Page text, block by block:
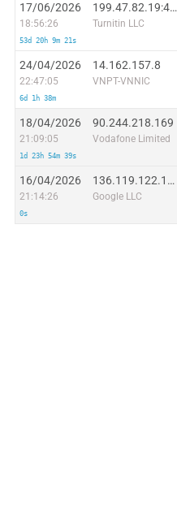
17/06/2026
18:56:26
53d 20h 9m 21s
199.47.82.19:42630
Turnitin LLC
24/04/2026
22:47:05
6d 1h 38m
14.162.157.8
VNPT-VNNIC
18/04/2026
21:09:05
1d 23h 54m 39s
90.244.218.169
Vodafone Limited
16/04/2026
21:14:26
0s
136.119.122.181
Google LLC